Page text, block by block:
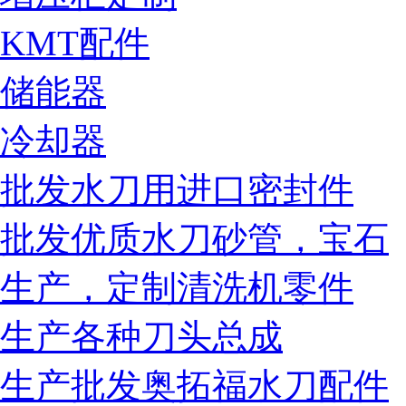
KMT配件
储能器
冷却器
批发水刀用进口密封件
批发优质水刀砂管，宝石
生产，定制清洗机零件
生产各种刀头总成
生产批发奥拓福水刀配件